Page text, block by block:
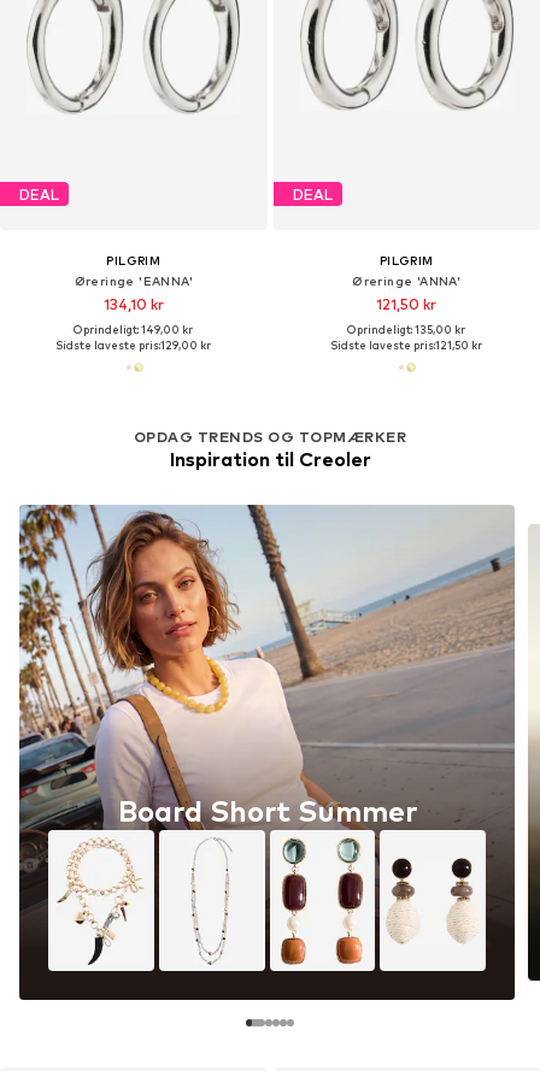
DEAL
PILGRIM
Øreringe 'EANNA'
134,10 kr
Oprindeligt: 149,00 kr
Sidste laveste pris:129,00 kr
DEAL
PILGRIM
Øreringe 'ANNA'
121,50 kr
Oprindeligt: 135,00 kr
Sidste laveste pris:121,50 kr
OPDAG TRENDS OG TOPMÆRKER
Inspiration til Creoler
Board Short Summer